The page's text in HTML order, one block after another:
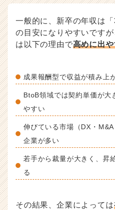
e
e
r）
一般的に、新卒の年収は
の目安になりやすいです
は以下の理由で高めに出
成果報酬型で収益が積み上
BtoB領域では契約単価が大
やすい
伸びている市場（DX・
企業が多い
若手から裁量が大きく、昇
る
その結果、企業によっては